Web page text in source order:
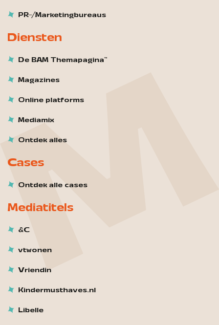
PR-/Marketingbureaus
Diensten
De BAM Themapagina™
Magazines
Online platforms
Mediamix
Ontdek alles
Cases
Ontdek alle cases
Mediatitels
&C
vtwonen
Vriendin
Kindermusthaves.nl
Libelle